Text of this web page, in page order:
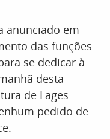
anunciado em
das funções
se dedicar à
desta
de Lages
pedido de